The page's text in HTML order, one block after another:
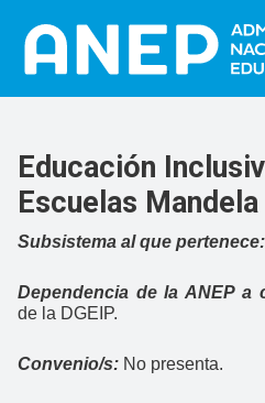
Educación
Escuelas Mandela
Subsistema al que pertenece:
Dependencia de la ANEP a
de la DGEIP.
Convenio/s: No presenta.